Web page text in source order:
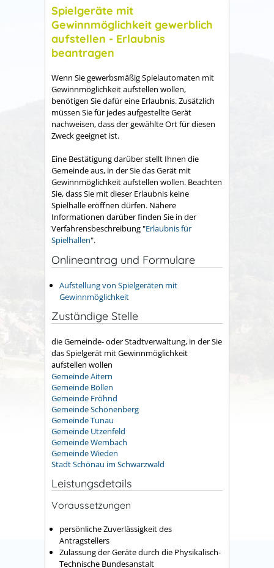
Spielgeräte mit
Gewinnmöglichkeit gewerblich
aufstellen - Erlaubnis
beantragen
Wenn Sie gewerbsmäßig Spielautomaten mit
Gewinnmöglichkeit aufstellen wollen,
benötigen Sie dafür eine Erlaubnis. Zusätzlich
müssen Sie für jedes aufgestellte Gerät
nachweisen, dass der gewählte Ort für diesen
Zweck geeignet ist.
Eine Bestätigung darüber stellt Ihnen die
Gemeinde aus, in der Sie das Gerät mit
Gewinnmöglichkeit aufstellen wollen. Beachten
Sie, dass Sie mit dieser Erlaubnis keine
Spielhalle eröffnen dürfen. Nähere
Informationen darüber finden Sie in der
Verfahrensbeschreibung "Erlaubnis für
Spielhallen".
Onlineantrag und Formulare
Aufstellung von Spielgeräten mit
Gewinnmöglichkeit
Zuständige Stelle
die Gemeinde- oder Stadtverwaltung, in der Sie
das Spielgerät mit Gewinnmöglichkeit
aufstellen wollen
Gemeinde Aitern
Gemeinde Böllen
Gemeinde Fröhnd
Gemeinde Schönenberg
Gemeinde Tunau
Gemeinde Utzenfeld
Gemeinde Wembach
Gemeinde Wieden
Stadt Schönau im Schwarzwald
Leistungsdetails
Voraussetzungen
persönliche Zuverlässigkeit des
Antragstellers
Zulassung der Geräte durch die Physikalisch-
Technische Bundesanstalt